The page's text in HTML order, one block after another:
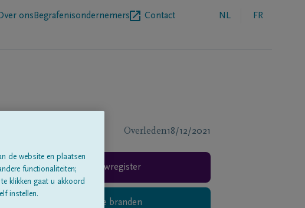
ons Begrafenisondernemers Contact NL FR
Overleden18/12/2021
Rouwregister
Digitaal kaarsje branden
de website en plaatsen
functionaliteiten;
klikken gaat u akkoord
instellen.